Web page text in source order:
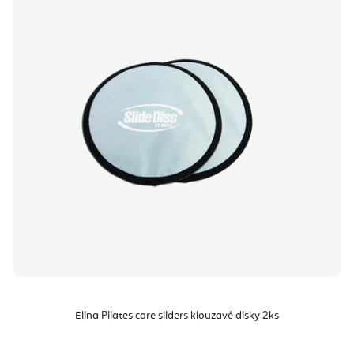
Elina Pilates core sliders klouzavé disky 2ks